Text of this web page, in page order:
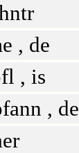
, de
, is
, de